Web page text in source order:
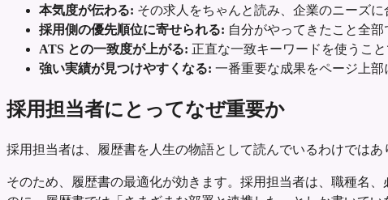
本気度が伝わる: その求人をちゃんと読み、企業のニーズ
採用側の優先順位に寄せられる: 自分がやってきたこと全
ATS との一致度が上がる: 正直な一致キーワードを使うこ
強い実績が見つけやすくなる: 一番重要な成果をページ上部
採用担当者にとってなぜ重要か
採用担当者は、履歴書を人生の物語として読んでいるわけでは
そのため、履歴書の最適化が効きます。採用担当者は、職種名、